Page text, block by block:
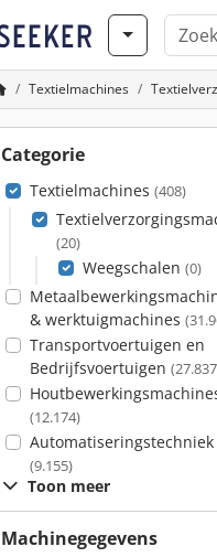
Textielmachines
Categorie
Textielmachines (408)
(20)
Weegschalen (0)
& werktuigmachines
Transportvoertuigen en
Bedrijfsvoertuigen
(12.174)
Automatiseringstechniek
(9.155)
Toon meer
Machinegegevens